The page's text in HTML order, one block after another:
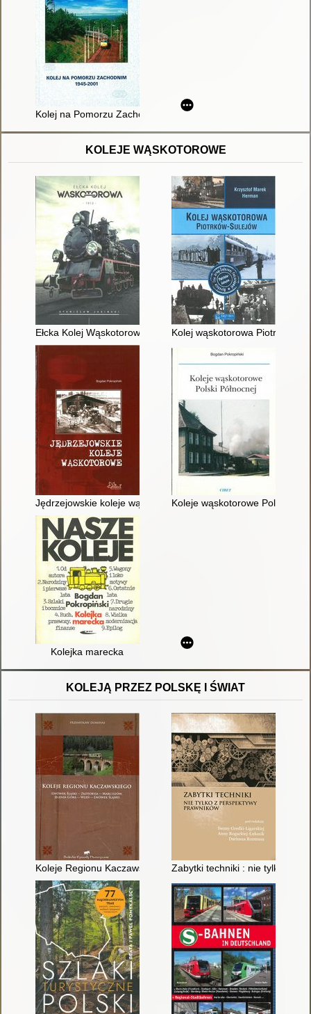
Kolej na Pomorzu Zachodnim 1945-2001
KOLEJE WĄSKOTOROWE
Ełcka Kolej Wąskotorowa 1913 Kolej wąskotorowa Piotrków-
Jędrzejowskie koleje wąskotoroweKoleje wąskotorowe Polski
Kolejka marecka
KOLEJĄ PRZEZ POLSKĘ I ŚWIAT
Koleje Regionu Kaczawskiego : Lwówek Śląski-Złotoryja-
Zabytki techniki : nie tylko z